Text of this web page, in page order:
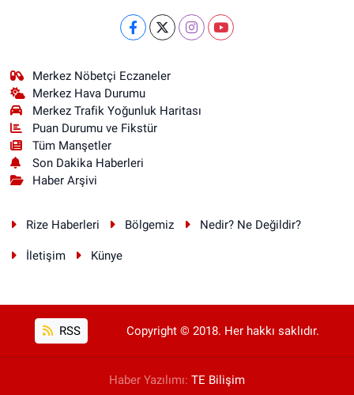
Merkez Nöbetçi Eczaneler
Merkez Hava Durumu
Merkez Trafik Yoğunluk Haritası
Puan Durumu ve Fikstür
Tüm Manşetler
Son Dakika Haberleri
Haber Arşivi
Rize Haberleri Bölgemiz Nedir? Ne Değildir?
İletişim Künye
RSS Copyright © 2018. Her hakkı saklıdır.
Haber Yazılımı: TE Bilişim